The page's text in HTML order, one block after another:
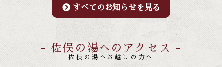
すべてのお知らせを見る
- 佐俣の湯へのアクセス -
佐俣の湯へお越しの方へ